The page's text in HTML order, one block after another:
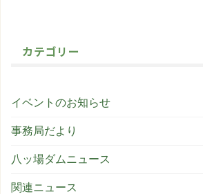
カテゴリー
イベントのお知らせ
事務局だより
八ッ場ダムニュース
関連ニュース